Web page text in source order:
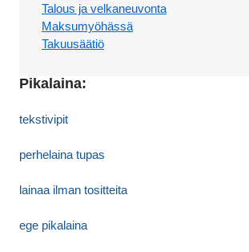
Talous ja velkaneuvonta
Maksumyöhässä
Takuusäätiö
Pikalaina:
tekstivipit
perhelaina tupas
lainaa ilman tositteita
ege pikalaina